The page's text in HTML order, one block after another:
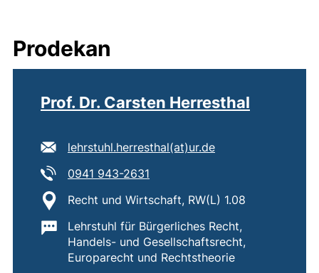
Prodekan
Prof. Dr. Carsten Herresthal
E-Mail Adresse:
lehrstuhl.herresthal​(at)​ur.de(öffnet Ihr E-Mail-
Tel:
0941 943-2631
Standort:
Recht und Wirtschaft, RW(L) 1.08
Wichtige Informationen:
Lehrstuhl für Bürgerliches Recht,
Handels- und Gesellschaftsrecht,
Europarecht und Rechtstheorie